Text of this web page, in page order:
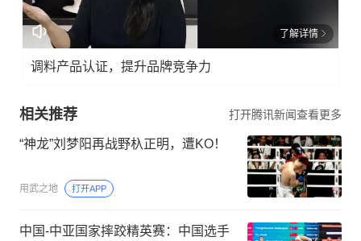
了解详情
调料产品认证，提升品牌竞争力
相关推荐 打开腾讯新闻查看更多
“神龙”刘梦阳再战野杁正明，遭KO！
用武之地 打开APP
中国-中亚国家摔跤精英赛：中国选手